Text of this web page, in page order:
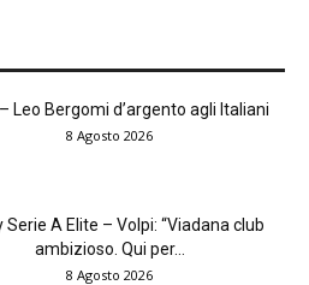
Leo Bergomi d’argento agli Italiani
8 Agosto 2026
Serie A Elite – Volpi: “Viadana club
ambizioso. Qui per...
8 Agosto 2026